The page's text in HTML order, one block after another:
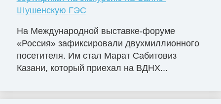
Шушенскую ГЭС
На Международной выставке-форуме
«Россия» зафиксировали двухмиллионного
посетителя. Им стал Марат Сабитовиз
Казани, который приехал на ВДНХ...